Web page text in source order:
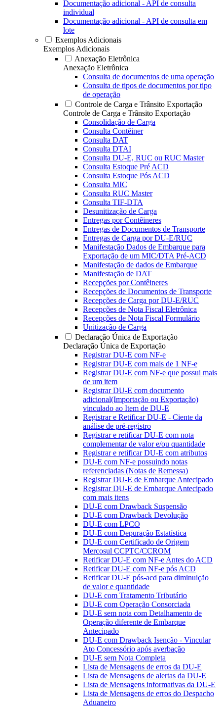
Documentação adicional - API de consulta
individual
Documentação adicional - API de consulta em
lote
Exemplos Adicionais
Exemplos Adicionais
Anexação Eletrônica
Anexação Eletrônica
Consulta de documentos de uma operação
Consulta de tipos de documentos por tipo
de operação
Controle de Carga e Trânsito Exportação
Controle de Carga e Trânsito Exportação
Consolidação de Carga
Consulta Contêiner
Consulta DAT
Consulta DTAI
Consulta DU-E, RUC ou RUC Master
Consulta Estoque Pré ACD
Consulta Estoque Pós ACD
Consulta MIC
Consulta RUC Master
Consulta TIF-DTA
Desunitização de Carga
Entregas por Contêineres
Entregas de Documentos de Transporte
Entregas de Carga por DU-E/RUC
Manifestação Dados de Embarque para
Exportação de um MIC/DTA Pré-ACD
Manifestação de dados de Embarque
Manifestação de DAT
Recepções por Contêineres
Recepções de Documentos de Transporte
Recepções de Carga por DU-E/RUC
Recepções de Nota Fiscal Eletrônica
Recepções de Nota Fiscal Formulário
Unitização de Carga
Declaração Única de Exportação
Declaração Única de Exportação
Registrar DU-E com NF-e
Registrar DU-E com mais de 1 NF-e
Registrar DU-E com NF-e que possui mais
de um item
Registrar DU-E com documento
adicional(Importação ou Exportação)
vinculado ao Item de DU-E
Registrar e Retificar DU-E - Ciente da
análise de pré-registro
Registrar e retificar DU-E com nota
complementar de valor e/ou quantidade
Registrar e retificar DU-E com atributos
DU-E com NF-e possuindo notas
referenciadas (Notas de Remessa)
Registrar DU-E de Embarque Antecipado
Registrar DU-E de Embarque Antecipado
com mais itens
DU-E com Drawback Suspensão
DU-E com Drawback Devolução
DU-E com LPCO
DU-E com Depuração Estatística
DU-E com Certificado de Origem
Mercosul CCPTC/CCROM
Retificar DU-E com NF-e Antes do ACD
Retificar DU-E com NF-e pós ACD
Retificar DU-E pós-acd para diminuição
de valor e quantidade
DU-E com Tratamento Tributário
DU-E com Operação Consorciada
DU-E sem nota com Detalhamento de
Operação diferente de Embarque
Antecipado
DU-E com Drawback Isenção - Vincular
Ato Concessório após averbação
DU-E sem Nota Completa
Lista de Mensagens de erros da DU-E
Lista de Mensagens de alertas da DU-E
Lista de Mensagens informativas da DU-E
Lista de Mensagens de erros do Despacho
Aduaneiro